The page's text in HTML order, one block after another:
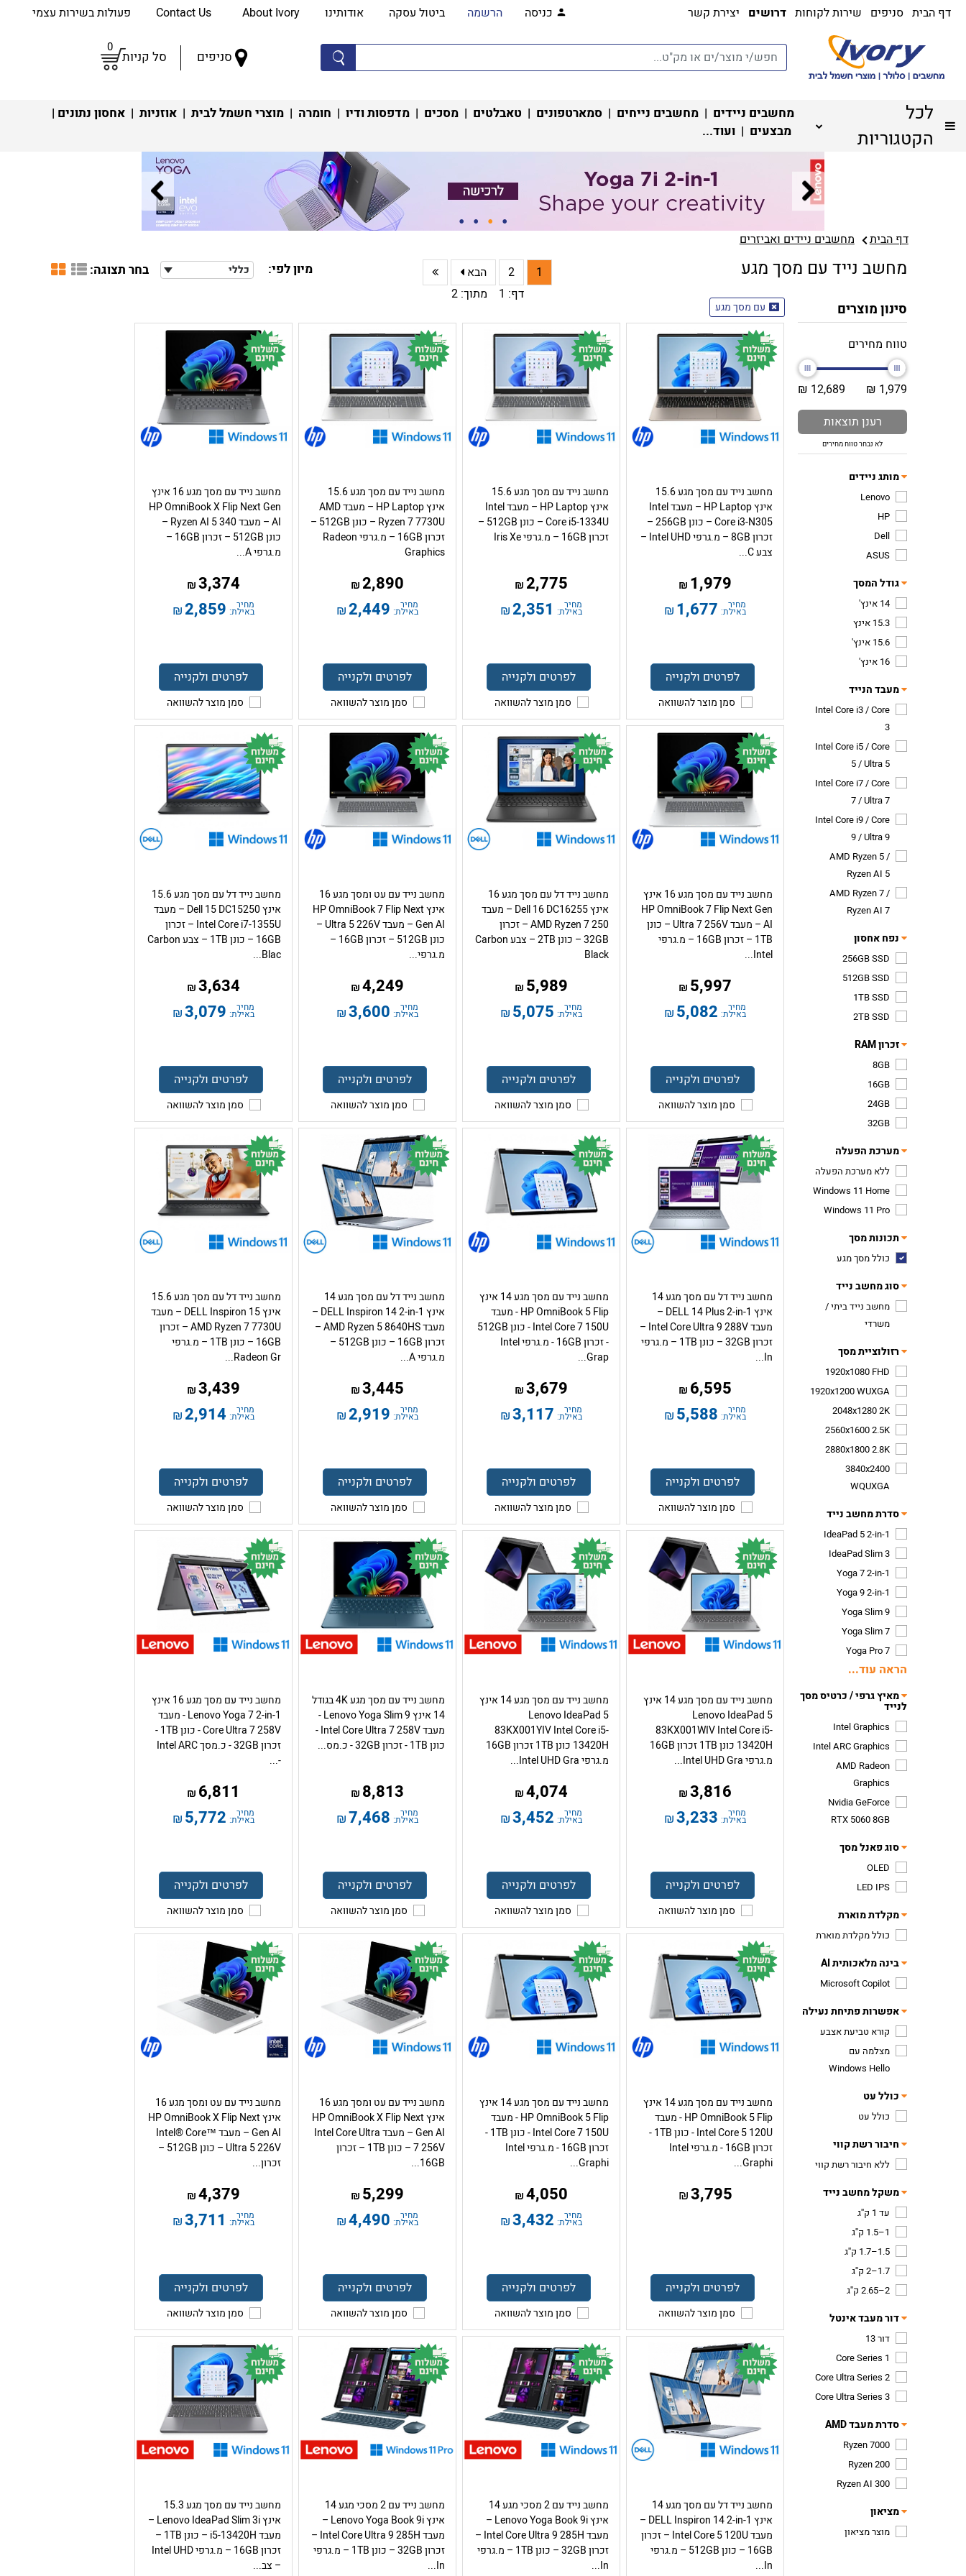
דף הבית סניפים שירות לקוחות דרושים יצירת קשר כניסה הרשמה ביטול עסקה אודותינו About Ivory פעולות בשירות עצמי
סניפים סל קניות
0
לכל
הקטגוריות
מחשבים ניידים | מחשבים נייחים | סמארטפונים | טאבלטים | מסכים | מדפסות ודיו | חומרה | מוצרי חשמל לבית | אוזניות | אחסון נתונים |
מבצעים | ועוד...
דף הבית מחשבים ניידים ואביזרים
מחשב נייד עם מסך מגע 1
2
הבא
דף: 1 מתוך: 2
מיון לפי: כללי בחר תצוגה:
סינון מוצרים
טווח מחירים
1,979 ₪
12,689 ₪
רענן תוצאות
לא נבחר טווח מחירים
מותג ניידים
Lenovo
HP
Dell
ASUS
גודל המסך
14 אינץ'
15.3 אינץ
15.6 אינץ'
16 אינץ'
מעבד הנייד
Intel Core i3 / Core
3
Intel Core i5 / Core
5 / Ultra 5
Intel Core i7 / Core
7 / Ultra 7
Intel Core i9 / Core
9 / Ultra 9
AMD Ryzen 5 /
Ryzen AI 5
AMD Ryzen 7 /
Ryzen AI 7
נפח אחסון
256GB SSD
512GB SSD
1TB SSD
2TB SSD
זכרון RAM
8GB
16GB
24GB
32GB
מערכת הפעלה
ללא מערכת הפעלה
Windows 11 Home
Windows 11 Pro
תכונות מסך
כולל מסך מגע
סוג מחשב נייד
מחשב נייד ביתי /
משרדי
רזולוציית מסך
1920x1080 FHD
1920x1200 WUXGA
2048x1280 2K
2560x1600 2.5K
2880x1800 2.8K
3840x2400
WQUXGA
סדרת מחשב נייד
IdeaPad 5 2-in-1
IdeaPad Slim 3
Yoga 7 2-in-1
Yoga 9 2-in-1
Yoga Slim 9
Yoga Slim 7
Yoga Pro 7
הראה עוד...
מאיץ גרפי / כרטיס מסך
לנייד
Intel Graphics
Intel ARC Graphics
​AMD Radeon
Graphics
Nvidia GeForce
RTX 5060 8GB
סוג פאנל מסך
OLED
LED IPS
מקלדת מוארת
כולל מקלדת מוארת
בינה מלאכותית AI
Microsoft Copilot
אפשרות פתיחת נעילה
קורא טביעת אצבע
מצלמה עם
Windows Hello
כולל עט
כולל עט
חיבור רשת קווי
ללא חיבור רשת קווי
משקל מחשב נייד
עד 1 ק''ג
1–1.5 ק''ג
1.5–1.7 ק''ג
1.7–2 ק''ג
2–2.65 ק''ג
דור מעבד אינטל
דור 13
Core Series 1
Core Ultra Series 2
Core Ultra Series 3
סדרת מעבד AMD
Ryzen 7000
Ryzen 200
Ryzen AI 300
מציאון
מוצר מציאון
עם מסך מגע
מחשב נייד עם מסך מגע 15.6
אינץ HP Laptop – מעבד Intel
Core i3-N305 – כונן 256GB –
זכרון 8GB – מ.גרפי Intel UHD –
צבע C...
1,979
₪
מחיר
באילת: 1,677
₪
לפרטים ולקנייה
סמן מוצר להשוואה
מחשב נייד עם מסך מגע 15.6
אינץ HP Laptop – מעבד Intel
Core i5-1334U – כונן 512GB –
זכרון 16GB – מ.גרפי Iris Xe
2,775
₪
מחיר
באילת: 2,351
₪
לפרטים ולקנייה
סמן מוצר להשוואה
מחשב נייד עם מסך מגע 15.6
אינץ HP Laptop – מעבד AMD
Ryzen 7 7730U – כונן 512GB –
זכרון 16GB – מ.גרפי Radeon
Graphics
2,890
₪
מחיר
באילת: 2,449
₪
לפרטים ולקנייה
סמן מוצר להשוואה
מחשב נייד עם מסך מגע 16 אינץ
HP OmniBook X Flip Next Gen
AI – מעבד Ryzen AI 5 340 –
כונן 512GB – זכרון 16GB –
מ.גרפי A...
3,374
₪
מחיר
באילת: 2,859
₪
לפרטים ולקנייה
סמן מוצר להשוואה
מחשב נייד עם מסך מגע 16 אינץ
HP OmniBook 7 Flip Next Gen
AI – מעבד Ultra 7 256V – כונן
1TB – זכרון 16GB – מ.גרפי
Intel...
5,997
₪
מחיר
באילת: 5,082
₪
לפרטים ולקנייה
סמן מוצר להשוואה
מחשב נייד דל עם מסך מגע 16
אינץ Dell 16 DC16255 – מעבד
AMD Ryzen 7 250 – זכרון
32GB – כונן 2TB – צבע Carbon
Black
5,989
₪
מחיר
באילת: 5,075
₪
לפרטים ולקנייה
סמן מוצר להשוואה
מחשב נייד עם עט ומסך מגע 16
אינץ HP OmniBook 7 Flip Next
Gen AI – מעבד Ultra 5 226V –
כונן 512GB – זכרון 16GB –
מ.גרפי...
4,249
₪
מחיר
באילת: 3,600
₪
לפרטים ולקנייה
סמן מוצר להשוואה
מחשב נייד דל עם מסך מגע 15.6
אינץ Dell 15 DC15250 – מעבד
Intel Core i7-1355U – זכרון
16GB – כונן 1TB – צבע Carbon
Blac...
3,634
₪
מחיר
באילת: 3,079
₪
לפרטים ולקנייה
סמן מוצר להשוואה
מחשב נייד דל עם מסך מגע 14
אינץ DELL 14 Plus 2-in-1 –
מעבד Intel Core Ultra 9 288V –
זכרון 32GB – כונן 1TB – מ.גרפי
In...
6,595
₪
מחיר
באילת: 5,588
₪
לפרטים ולקנייה
סמן מוצר להשוואה
מחשב נייד עם מסך מגע 14 אינץ
HP OmniBook 5 Flip - מעבד
Intel Core 7 150U - כונן 512GB
- זכרון 16GB - מ.גרפי Intel
Grap...
3,679
₪
מחיר
באילת: 3,117
₪
לפרטים ולקנייה
סמן מוצר להשוואה
מחשב נייד דל עם מסך מגע 14
אינץ DELL Inspiron 14 2-in-1 –
מעבד AMD Ryzen 5 8640HS –
זכרון 16GB – כונן 512GB –
מ.גרפי A...
3,445
₪
מחיר
באילת: 2,919
₪
לפרטים ולקנייה
סמן מוצר להשוואה
מחשב נייד דל עם מסך מגע 15.6
אינץ DELL Inspiron 15 – מעבד
AMD Ryzen 7 7730U – זכרון
16GB – כונן 1TB – מ.גרפי
Radeon Gr...
3,439
₪
מחיר
באילת: 2,914
₪
לפרטים ולקנייה
סמן מוצר להשוואה
מחשב נייד עם מסך מגע 14 אינץ
Lenovo IdeaPad 5
83KX001WIV Intel Core i5-
13420H כונן 1TB זכרון 16GB
מ.גרפי Intel UHD Gra...
3,816
₪
מחיר
באילת: 3,233
₪
לפרטים ולקנייה
סמן מוצר להשוואה
מחשב נייד עם מסך מגע 14 אינץ
Lenovo IdeaPad 5
83KX001YIV Intel Core i5-
13420H כונן 1TB זכרון 16GB
מ.גרפי Intel UHD Gra...
4,074
₪
מחיר
באילת: 3,452
₪
לפרטים ולקנייה
סמן מוצר להשוואה
מחשב נייד עם מסך מגע 4K בגודל
14 אינץ Lenovo Yoga Slim 9 -
מעבד Intel Core Ultra 7 258V -
כונן 1TB - זכרון 32GB - כ.מס...
8,813
₪
מחיר
באילת: 7,468
₪
לפרטים ולקנייה
סמן מוצר להשוואה
מחשב נייד עם מסך מגע 16 אינץ
Lenovo Yoga 7 2-in-1 - מעבד
Core Ultra 7 258V - כונן 1TB -
זכרון 32GB - כ.מסך Intel ARC
-...
6,811
₪
מחיר
באילת: 5,772
₪
לפרטים ולקנייה
סמן מוצר להשוואה
מחשב נייד עם מסך מגע 14 אינץ
HP OmniBook 5 Flip - מעבד
Intel Core 5 120U - כונן 1TB -
זכרון 16GB - מ.גרפי Intel
Graphi...
3,795
₪
לפרטים ולקנייה
סמן מוצר להשוואה
מחשב נייד עם מסך מגע 14 אינץ
HP OmniBook 5 Flip - מעבד
Intel Core 7 150U - כונן 1TB -
זכרון 16GB - מ.גרפי Intel
Graphi...
4,050
₪
מחיר
באילת: 3,432
₪
לפרטים ולקנייה
סמן מוצר להשוואה
מחשב נייד עם עט ומסך מגע 16
אינץ HP OmniBook X Flip Next
Gen AI – מעבד Intel Core Ultra
7 256V – כונן 1TB – זכרון
16GB...
5,299
₪
מחיר
באילת: 4,490
₪
לפרטים ולקנייה
סמן מוצר להשוואה
מחשב נייד עם עט ומסך מגע 16
אינץ HP OmniBook X Flip Next
Gen AI – מעבד Intel® Core™
Ultra 5 226V – כונן 512GB –
זכרון...
4,379
₪
מחיר
באילת: 3,711
₪
לפרטים ולקנייה
סמן מוצר להשוואה
מחשב נייד דל עם מסך מגע 14
אינץ DELL Inspiron 14 2-in-1 –
מעבד Intel Core 5 120U – זכרון
16GB – כונן 512GB – מ.גרפי
In...
מחשב נייד עם 2 מסכי מגע 14
אינץ Lenovo Yoga Book 9i –
מעבד Intel Core Ultra 9 285H –
זכרון 32GB – כונן 1TB – מ.גרפי
In...
מחשב נייד עם 2 מסכי מגע 14
אינץ Lenovo Yoga Book 9i –
מעבד Intel Core Ultra 9 285H –
זכרון 32GB – כונן 1TB – מ.גרפי
In...
מחשב נייד עם מסך מגע 15.3
אינץ Lenovo IdeaPad Slim 3i –
מעבד i5-13420H – כונן 1TB –
זכרון 16GB – מ.גרפי Intel UHD
– צב...